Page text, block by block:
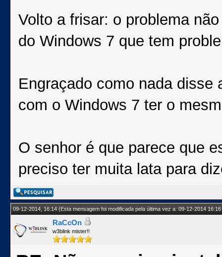
Volto a frisar: o problema
do Windows 7 que tem
Engraçado como nada disse
com o Windows 7 ter o
O senhor é que parece que
preciso ter muita lata para
09-12-2014, 16:14(Esta mensagem foi modificada pela última vez a: 09-12-2014
RaCcOn
w3blink mister!!